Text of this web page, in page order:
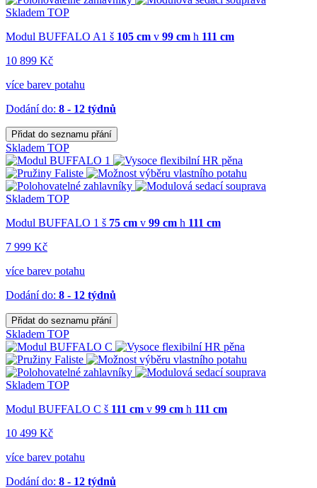
Skladem TOP
Modul BUFFALO A1 š 105 cm v 99 cm h 111 cm
10 899 Kč
více barev potahu
Dodání do: 8 - 12 týdnů
Přidat do seznamu přání
Skladem TOP
Skladem TOP
Modul BUFFALO 1 š 75 cm v 99 cm h 111 cm
7 999 Kč
více barev potahu
Dodání do: 8 - 12 týdnů
Přidat do seznamu přání
Skladem TOP
Skladem TOP
Modul BUFFALO C š 111 cm v 99 cm h 111 cm
10 499 Kč
více barev potahu
Dodání do: 8 - 12 týdnů